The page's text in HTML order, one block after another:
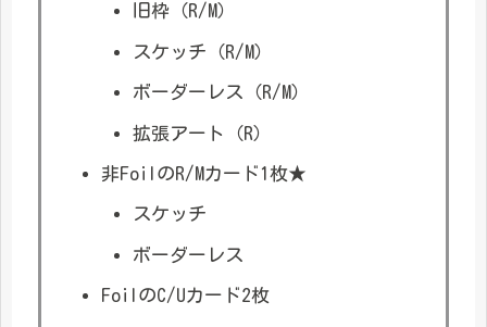
旧枠（R/M）
スケッチ（R/M）
ボーダーレス（R/M）
拡張アート（R）
非FoilのR/Mカード1枚★
スケッチ
ボーダーレス
FoilのC/Uカード2枚